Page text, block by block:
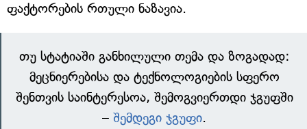
ფაქტორების რთული ნაზავია.
თუ სტატიაში განხილული თემა და ზოგადად:
მეცნიერებისა და ტექნოლოგიების სფერო
შენთვის საინტერესოა, შემოგვიერთდი ჯგუფში
– შემდეგი ჯგუფი.